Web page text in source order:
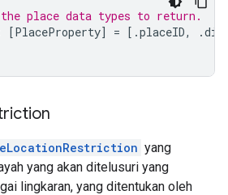
place data types to return.
[PlaceProperty] = [.placeID, .
yang
yang akan ditelusuri yang
lingkaran, yang ditentukan oleh